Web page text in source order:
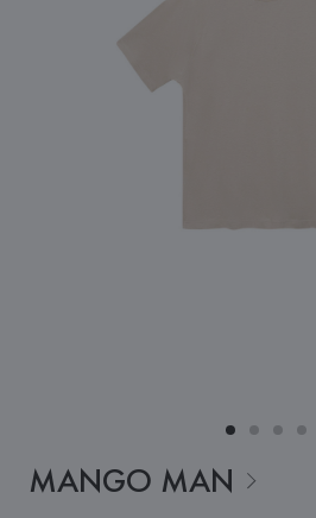
MANGO MAN